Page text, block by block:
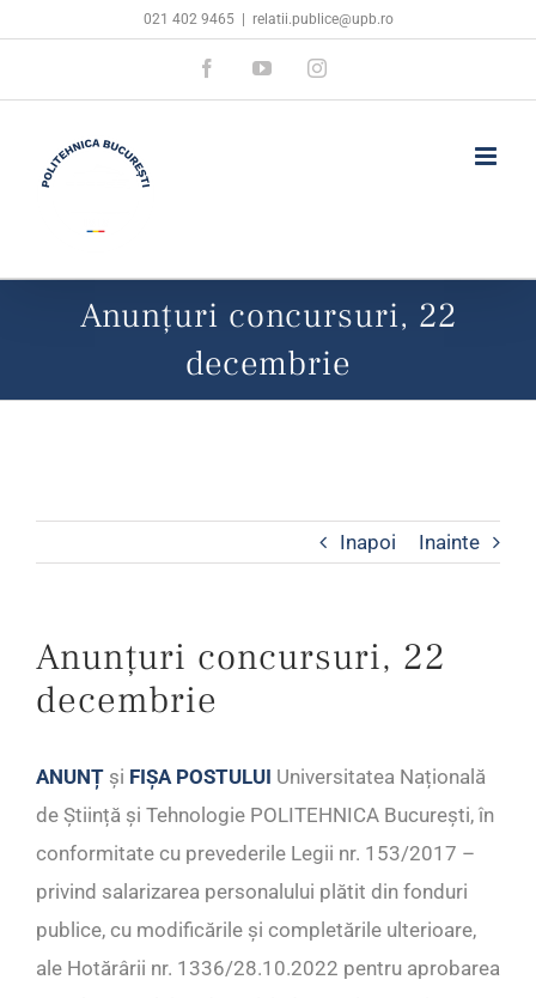
content
021 402 9465 relatii.publice@upb.ro
FacebookYouTubeInstagram
Anunțuri concursuri, 22
decembrie
Inapoi Inainte
Anunțuri concursuri, 22
decembrie
ANUNȚ și FIȘA POSTULUI Universitatea Națională
de Știință și Tehnologie POLITEHNICA București, în
conformitate cu prevederile Legii nr. 153/2017 –
privind salarizarea personalului plătit din fonduri
publice, cu modificările și completările ulterioare,
ale Hotărârii nr. 1336/28.10.2022 pentru aprobarea